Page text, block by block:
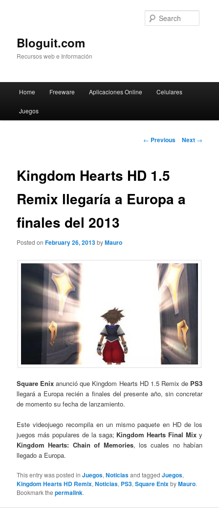
Bloguit.com
Recursos web e Información
Skip
to
Home Freeware Aplicaciones Online Celulares
Juegos
Post
← Previous Next →
Kingdom Hearts HD 1.5
Remix llegaría a Europa a
finales del 2013
Posted onFebruary 26, 2013byMauro
Square Enix anunció que Kingdom Hearts HD 1.5 Remix de PS3
llegará a Europa recién a finales del presente año, sin concretar
de momento su fecha de lanzamiento.
Este videojuego recompila en un mismo paquete en HD de los
juegos más populares de la saga; Kingdom Hearts Final Mix y
Kingdom Hearts: Chain of Memories, los cuales no habían
llegado a Europa.
This entry was posted inJuegos,Noticiasand taggedJuegos,
Kingdom Hearts HD Remix,Noticias, PS3,Square EnixbyMauro.
Bookmark thepermalink.